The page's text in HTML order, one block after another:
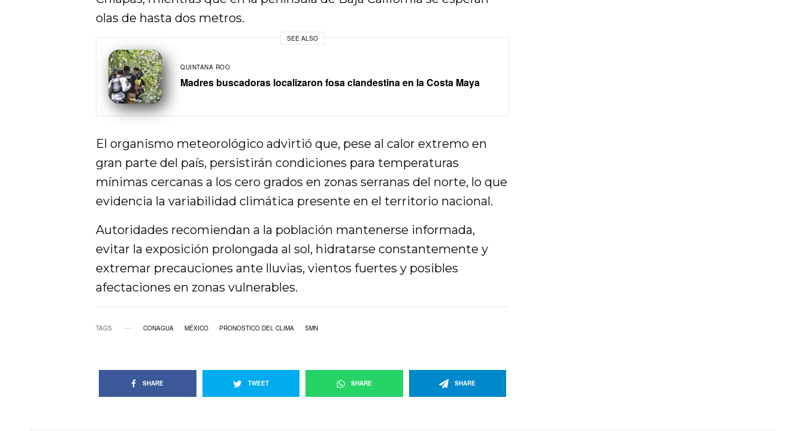
olas de hasta dos metros.
SEE ALSO
QUINTANA ROO
Madres buscadoras localizaron fosa clandestina en la Costa Maya
El organismo meteorológico advirtió que, pese al calor extremo en
gran parte del país, persistirán condiciones para temperaturas
mínimas cercanas a los cero grados en zonas serranas del norte, lo que
evidencia la variabilidad climática presente en el territorio nacional.
Autoridades recomiendan a la población mantenerse informada,
evitar la exposición prolongada al sol, hidratarse constantemente y
extremar precauciones ante lluvias, vientos fuertes y posibles
afectaciones en zonas vulnerables.
TAGS CONAGUA MÉXICO PRONOSTICO DEL CLIMA SMN
SHARE TWEET SHARE SHARE